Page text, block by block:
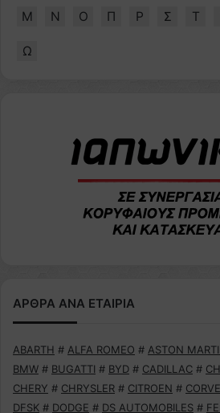
Μ Ν Ο Π Ρ Σ Τ
Ω
ΑΡΘΡΑ ΑΝΑ ΕΤΑΙΡΙΑ
ABARTH # ALFA ROMEO # ASTON
BMW # BUGATTI # BYD # CADILLAC #
CHERY # CHRYSLER # CITROEN #
DFSK # DODGE # DS AUTOMOBILES #